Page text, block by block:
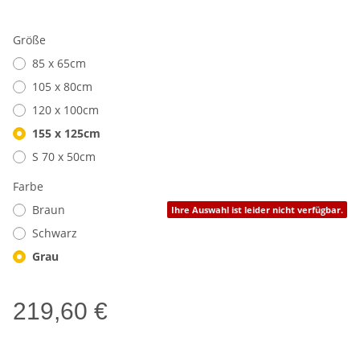
Größe
85 x 65cm
105 x 80cm
120 x 100cm
155 x 125cm
S 70 x 50cm
Farbe
Braun
Ihre Auswahl ist leider nicht verfügbar.
Schwarz
Grau
219,60 €